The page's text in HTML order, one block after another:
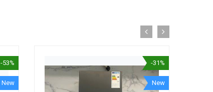
-53%
New
-31%
New